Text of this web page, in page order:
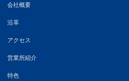
会社概要
沿革
アクセス
営業所紹介
特色